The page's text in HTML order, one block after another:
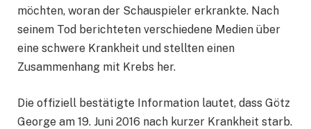
möchten, woran der Schauspieler erkrankte. Nach
seinem Tod berichteten verschiedene Medien über
eine schwere Krankheit und stellten einen
Zusammenhang mit Krebs her.
Die offiziell bestätigte Information lautet, dass Götz
George am 19. Juni 2016 nach kurzer Krankheit starb.